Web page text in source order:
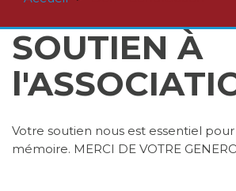
SOUTIEN À
Votre soutien nous est essentiel pour
mémoire. MERCI DE VOTRE